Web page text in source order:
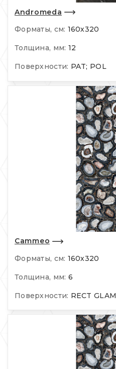
Andromeda
Форматы, см: 160х320
Толщина, мм: 12
Поверхности: PAT; POL
Cammeo
Форматы, см: 160х320
Толщина, мм: 6
Поверхности: RECT GLAM